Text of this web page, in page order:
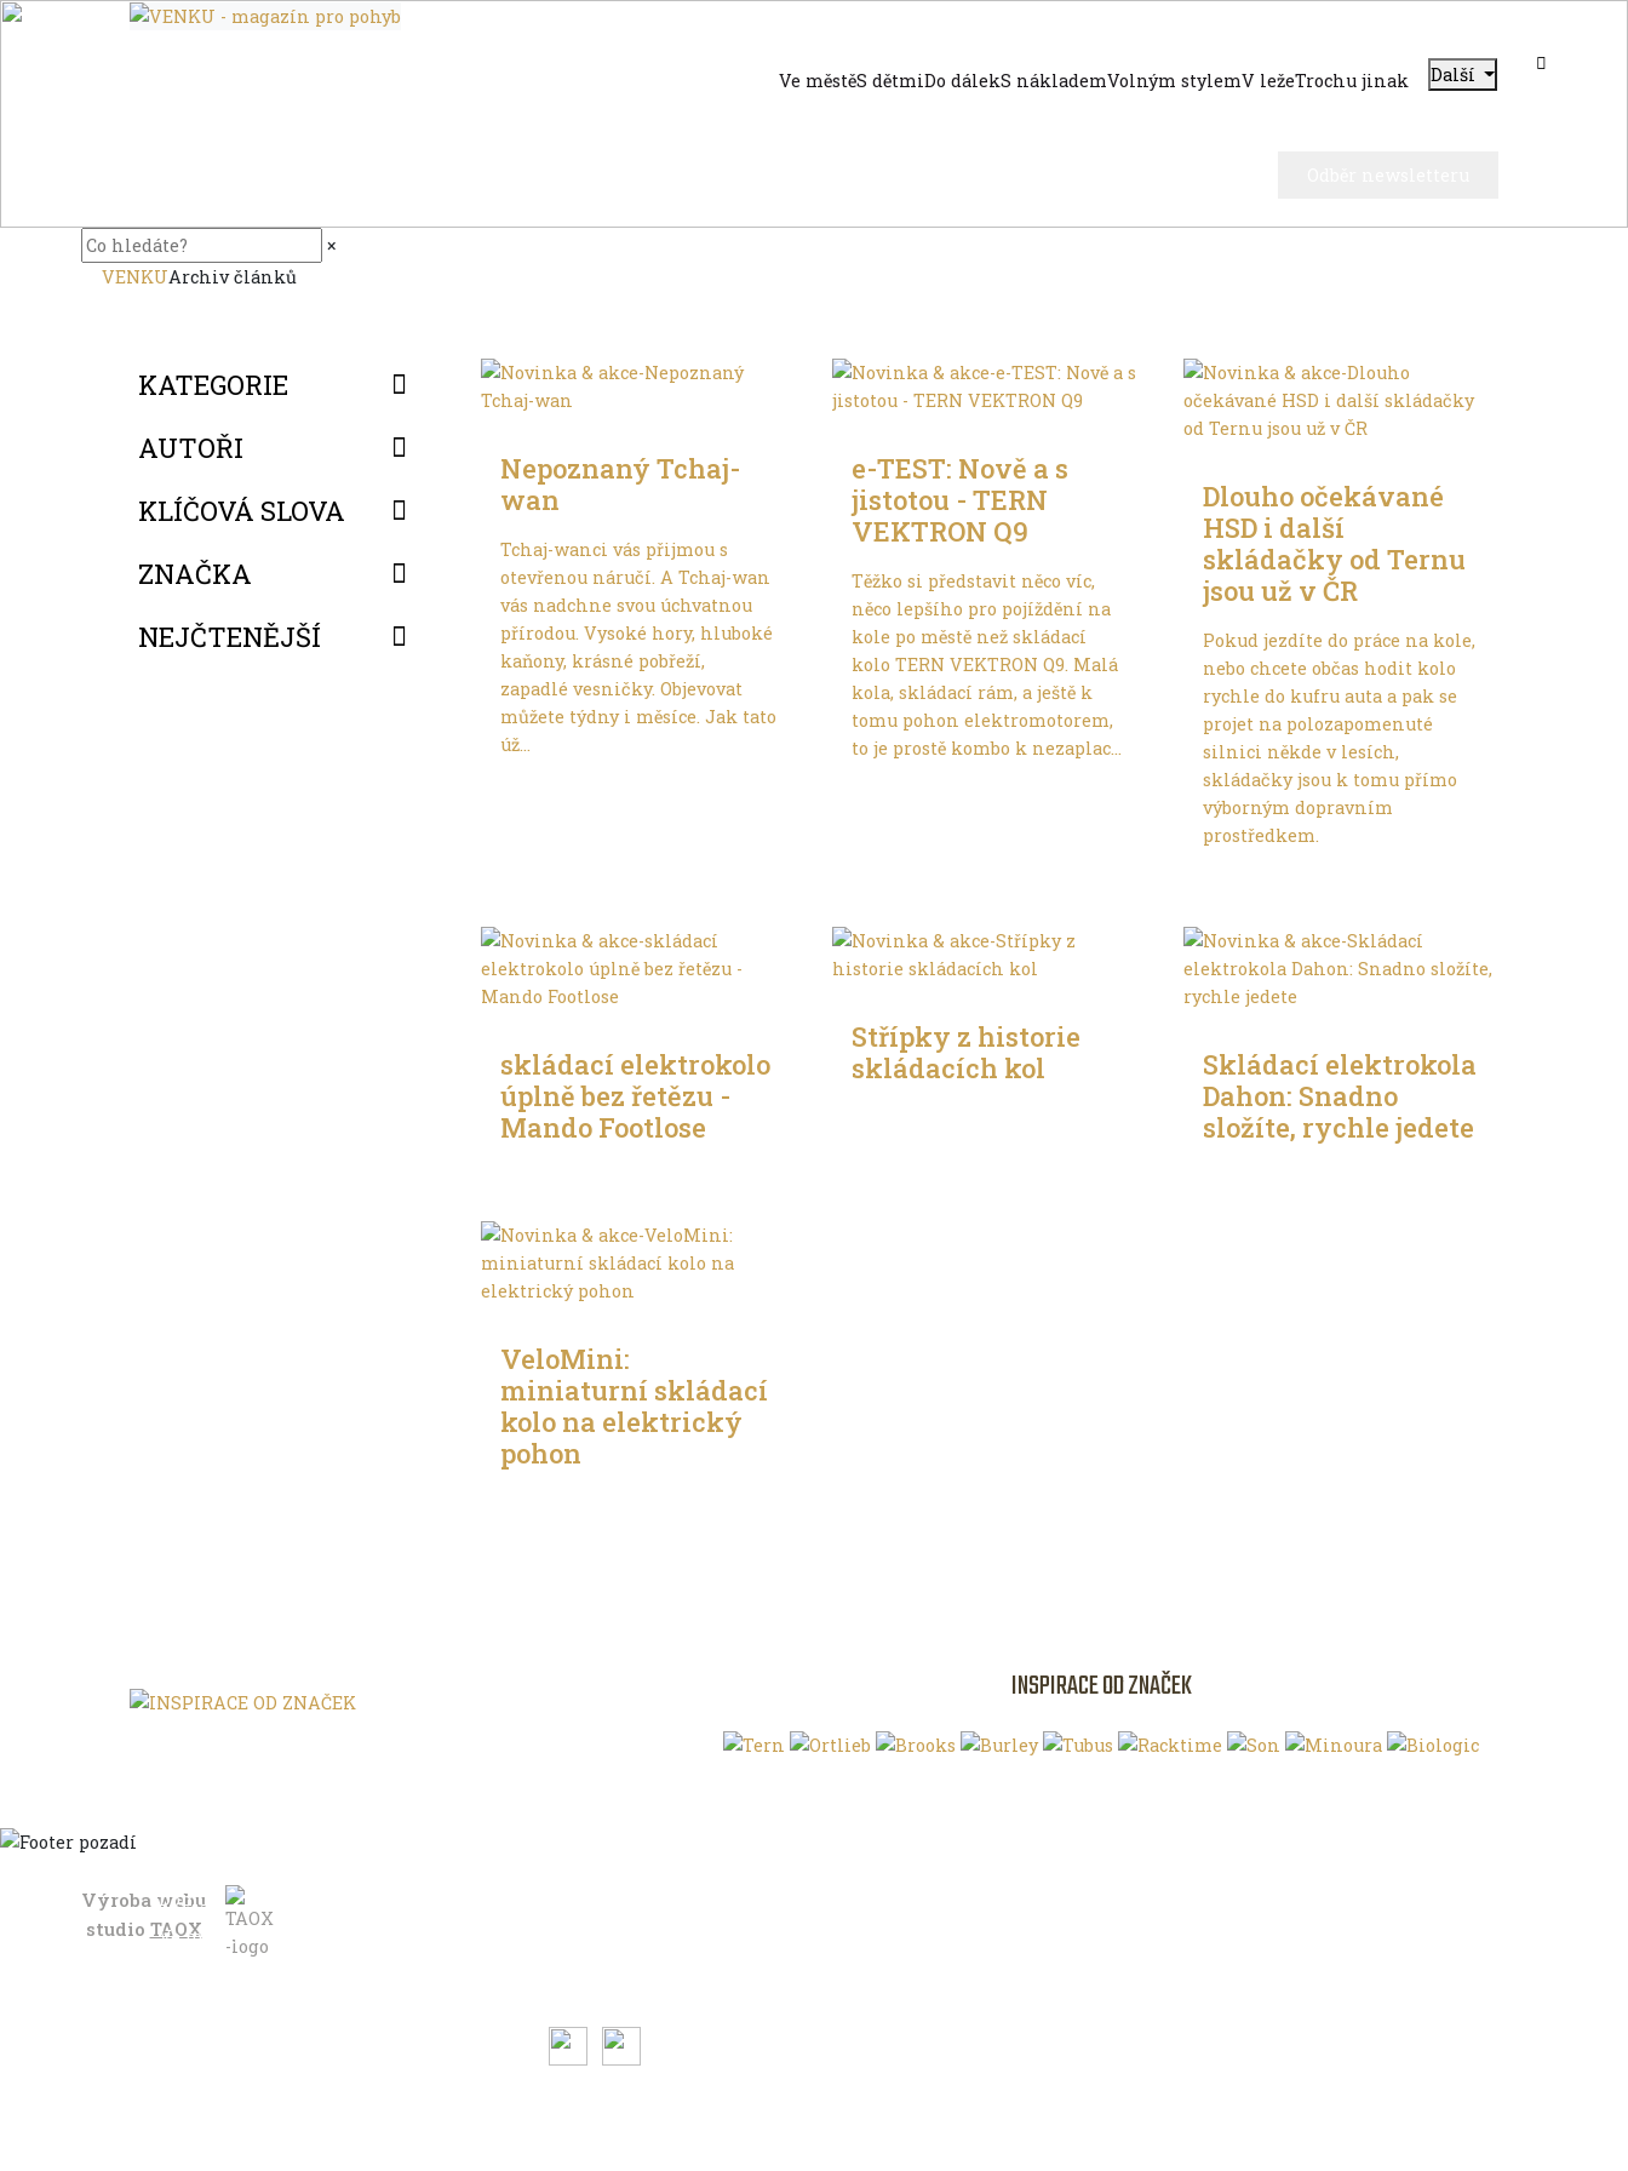
Ve městěS dětmiDo dálekS náklademVolným stylemV ležeTrochu jinak Další
×
VENKUArchiv článků
KATEGORIE
AUTOŘI
KLÍČOVÁ SLOVA
ZNAČKA
NEJČTENĚJŠÍ
Nepoznaný Tchaj-
wan
Tchaj-wanci vás přijmou s
otevřenou náručí. A Tchaj-wan
vás nadchne svou úchvatnou
přírodou. Vysoké hory, hluboké
kaňony, krásné pobřeží,
zapadlé vesničky. Objevovat
můžete týdny i měsíce. Jak tato
úž...
e-TEST: Nově a s
jistotou - TERN
VEKTRON Q9
Těžko si představit něco víc,
něco lepšího pro pojíždění na
kole po městě než skládací
kolo TERN VEKTRON Q9. Malá
kola, skládací rám, a ještě k
tomu pohon elektromotorem,
to je prostě kombo k nezaplac...
Dlouho očekávané
HSD i další
skládačky od Ternu
jsou už v ČR
Pokud jezdíte do práce na kole,
nebo chcete občas hodit kolo
rychle do kufru auta a pak se
projet na polozapomenuté
silnici někde v lesích,
skládačky jsou k tomu přímo
výborným dopravním
prostředkem.
skládací elektrokolo
úplně bez řetězu -
Mando Footlose
Střípky z historie
skládacích kol
Skládací elektrokola
Dahon: Snadno
složíte, rychle jedete
VeloMini:
miniaturní skládací
kolo na elektrický
pohon
INSPIRACE OD ZNAČEK
Výroba webu
studio TAOX
Domů
Ve městě